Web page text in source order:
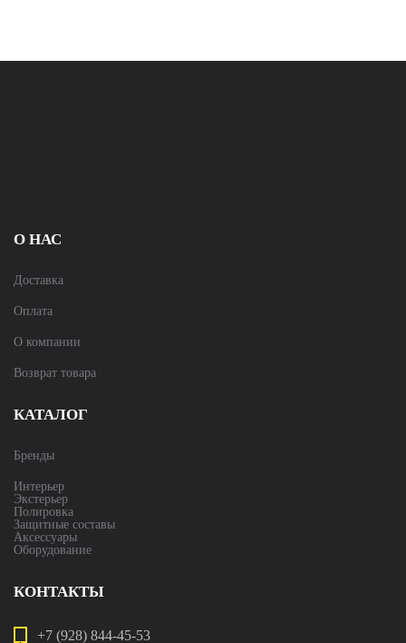
О НАС
Доставка
Оплата
О компании
Возврат товара
КАТАЛОГ
Бренды
Интерьер
Экстерьер
Полировка
Защитные составы
Аксессуары
Оборудование
КОНТАКТЫ
+7 (928) 844-45-53